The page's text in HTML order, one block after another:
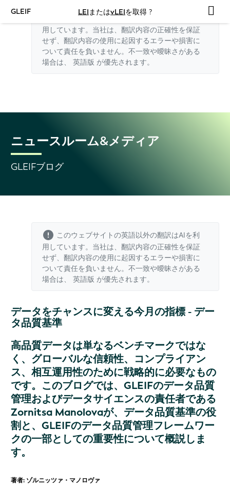
GLEIF LEIまたはvLEIを取得 ?
このウェブサイトの英語以外の翻訳はAIを利
用しています。当社は、翻訳内容の正確性を保証
せず、翻訳内容の使用に起因するエラーや損害に
ついて責任を負いません。不一致や曖昧さがある
場合は、 英語版 が優先されます。
ニュースルーム&メディア
GLEIFブログ
このウェブサイトの英語以外の翻訳はAIを利
用しています。当社は、翻訳内容の正確性を保証
せず、翻訳内容の使用に起因するエラーや損害に
ついて責任を負いません。不一致や曖昧さがある
場合は、 英語版 が優先されます。
データをチャンスに変える今月の指標 - デー
タ品質基準
高品質データは単なるベンチマークではな
く、グローバルな信頼性、コンプライアン
ス、相互運用性のために戦略的に必要なもの
です。このブログでは、GLEIFのデータ品質
管理およびデータサイエンスの責任者である
Zornitsa Manolovaが、データ品質基準の役
割と、GLEIFのデータ品質管理フレームワー
クの一部としての重要性について概説しま
す。
著者: ゾルニッツァ・マノロヴァ